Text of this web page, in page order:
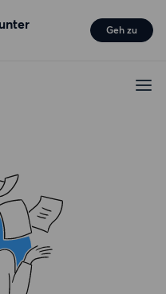
Geh zu